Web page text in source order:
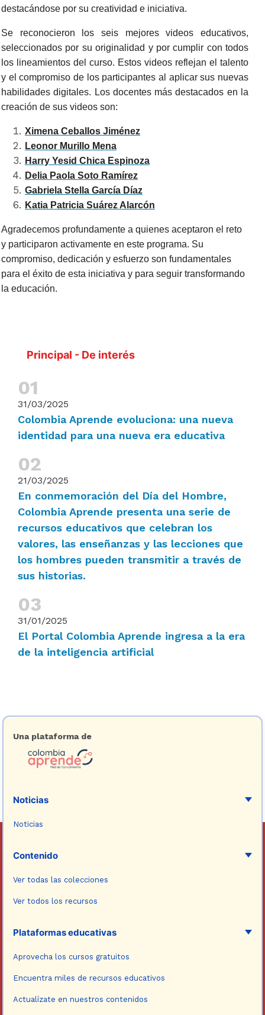
destacándose por su creatividad e iniciativa.
Se reconocieron los seis mejores videos educativos,
seleccionados por su originalidad y por cumplir con todos
los lineamientos del curso. Estos videos reflejan el talento
y el compromiso de los participantes al aplicar sus nuevas
habilidades digitales. Los docentes más destacados en la
creación de sus videos son:
Ximena Ceballos Jiménez
Leonor Murillo Mena
Harry Yesid Chica Espinoza
Delia Paola Soto Ramírez
Gabriela Stella García Díaz
Katia Patricia Suárez Alarcón
Agradecemos profundamente a quienes aceptaron el reto
y participaron activamente en este programa. Su
compromiso, dedicación y esfuerzo son fundamentales
para el éxito de esta iniciativa y para seguir transformando
la educación.
Principal - De interés
31/03/2025
Colombia Aprende evoluciona: una nueva
identidad para una nueva era educativa
21/03/2025
En conmemoración del Día del Hombre,
Colombia Aprende presenta una serie de
recursos educativos que celebran los
valores, las enseñanzas y las lecciones que
los hombres pueden transmitir a través de
sus historias.
31/01/2025
El Portal Colombia Aprende ingresa a la era
de la inteligencia artificial
Una plataforma de
Noticias
Noticias
Contenido
Ver todas las colecciones
Ver todos los recursos
Plataformas educativas
Aprovecha los cursos gratuitos
Encuentra miles de recursos educativos
Actualízate en nuestros contenidos